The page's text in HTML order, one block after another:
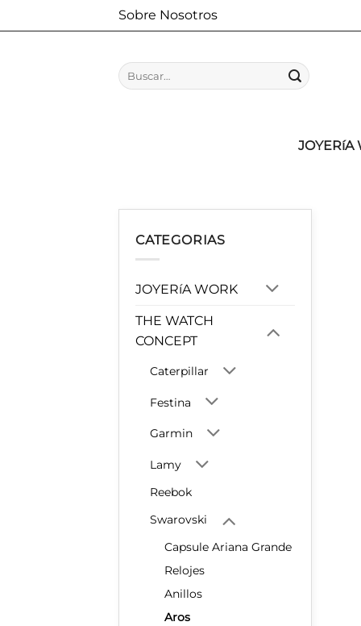
al
Sobre Nosotros
Buscar
por:
JOYERíA
CATEGORIAS
JOYERíA WORK
THE WATCH
CONCEPT
Caterpillar
Festina
Garmin
Lamy
Reebok
Swarovski
Capsule Ariana Grande
Relojes
Anillos
Aros